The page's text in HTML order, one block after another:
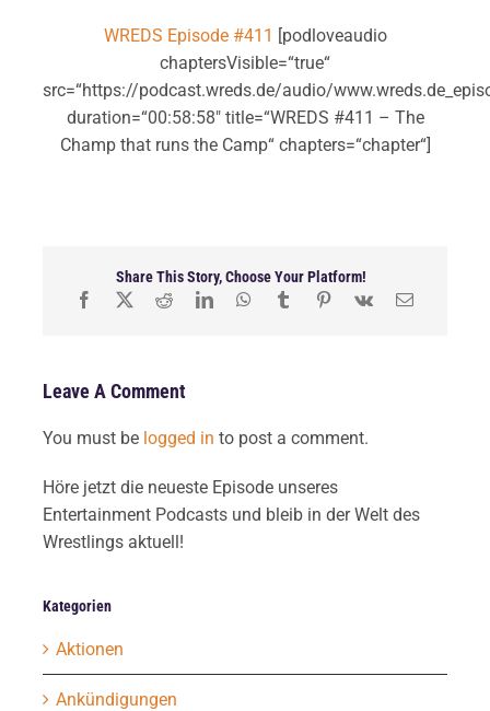
WREDS Episode #411 [podloveaudio
chaptersVisible=“true“
src=“https://podcast.wreds.de/audio/
duration=“00:58:58″ title=“WREDS #411 – The
Champ that runs the Camp“ chapters=“chapter“]
Share This Story, Choose Your Platform!
Leave A Comment
You must be logged in to post a comment.
Höre jetzt die neueste Episode unseres
Entertainment Podcasts und bleib in der Welt des
Wrestlings aktuell!
Kategorien
Aktionen
Ankündigungen